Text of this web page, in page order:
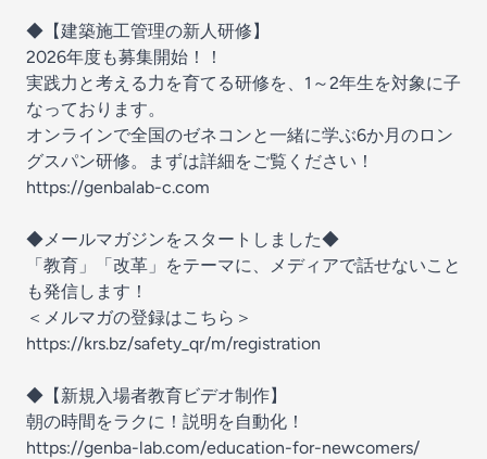
◆【建築施工管理の新人研修】
2026年度も募集開始！！
実践力と考える力を育てる研修を、1～2年生を対象に子
なっております。
オンラインで全国のゼネコンと一緒に学ぶ6か月のロン
グスパン研修。まずは詳細をご覧ください！
https://genbalab-c.com
◆メールマガジンをスタートしました◆
「教育」「改革」をテーマに、メディアで話せないこと
も発信します！
＜メルマガの登録はこちら＞
https://krs.bz/safety_qr/m/registration
◆【新規入場者教育ビデオ制作】
朝の時間をラクに！説明を自動化！
https://genba-lab.com/education-for-newcomers/